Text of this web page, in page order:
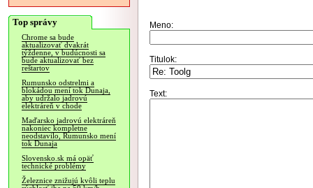
Top správy
Chrome sa bude
aktualizovať dvakrát
týždenne, v budúcnosti sa
bude aktualizovať bez
reštartov
Rumunsko odstrelmi a
blokádou mení tok Dunaja,
aby udržalo jadrovú
elektráreň v chode
Maďarsko jadrovú elektráreň
nakoniec kompletne
neodstavilo, Rumunsko mení
tok Dunaja
Slovensko.sk má opäť
technické problémy
Železnice znižujú kvôli teplu
Meno:
Titulok:
Text: